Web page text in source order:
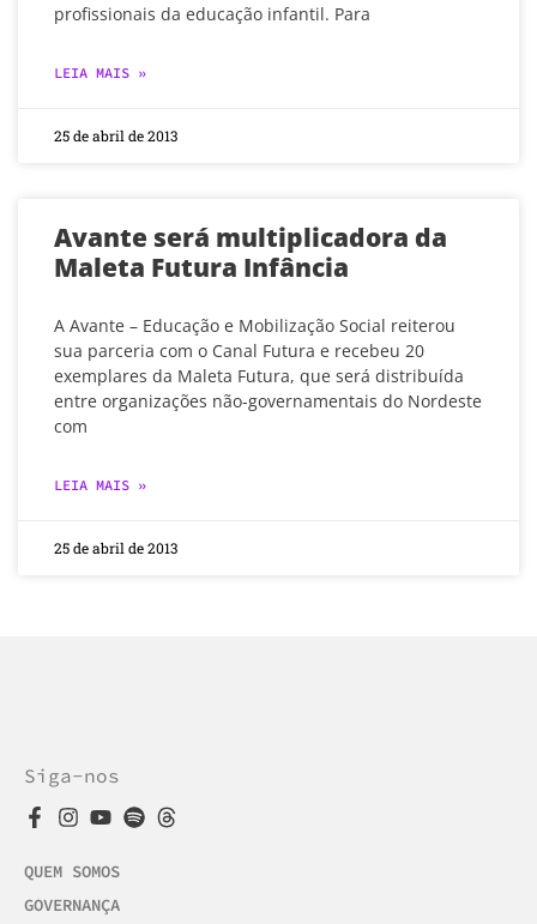
profissionais da educação infantil. Para
LEIA MAIS »
25 de abril de 2013
Avante será multiplicadora da
Maleta Futura Infância
A Avante – Educação e Mobilização Social reiterou
sua parceria com o Canal Futura e recebeu 20
exemplares da Maleta Futura, que será distribuída
entre organizações não-governamentais do Nordeste
com
LEIA MAIS »
25 de abril de 2013
Siga-nos
QUEM SOMOS
GOVERNANÇA